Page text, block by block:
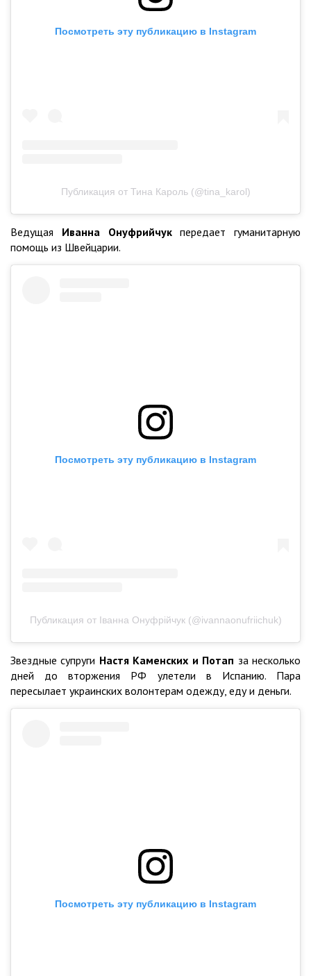
Посмотреть эту публикацию в Instagram
Публикация от Тина Кароль (@tina_karol)
Ведущая Иванна Онуфрийчукпередает гуманитарную
помощь из Швейцарии.
Посмотреть эту публикацию в Instagram
Публикация от Іванна Онуфрійчук (@ivannaonufriichuk)
Звездные супруги Настя Каменских и Потап за несколько
дней до вторжения РФ улетели в Испанию. Пара
пересылает украинских волонтерам одежду, еду и деньги.
Посмотреть эту публикацию в Instagram